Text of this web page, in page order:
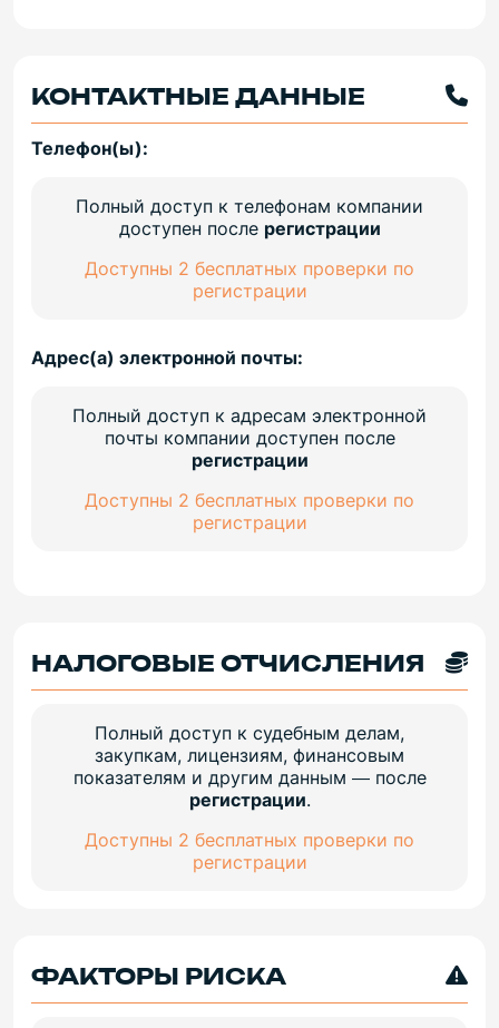
КОНТАКТНЫЕ ДАННЫЕ
Телефон(ы):
Полный доступ к телефонам компании
доступен после регистрации
Доступны 2 бесплатных проверки по
регистрации
Адрес(а) электронной почты:
Полный доступ к адресам электронной
почты компании доступен после
регистрации
Доступны 2 бесплатных проверки по
регистрации
НАЛОГОВЫЕ ОТЧИСЛЕНИЯ
Полный доступ к судебным делам,
закупкам, лицензиям, финансовым
показателям и другим данным — после
регистрации.
Доступны 2 бесплатных проверки по
регистрации
ФАКТОРЫ РИСКА